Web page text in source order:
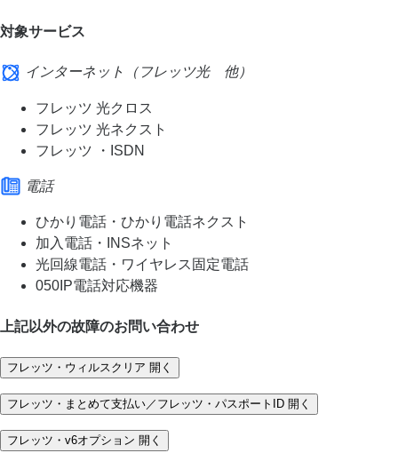
対象サービス
インターネット（フレッツ光 他）
フレッツ 光クロス
フレッツ 光ネクスト
フレッツ ・ISDN
電話
ひかり電話・ひかり電話ネクスト
加入電話・INSネット
光回線電話・ワイヤレス固定電話
050IP電話対応機器
上記以外の故障のお問い合わせ
フレッツ・ウィルスクリア 開く
フレッツ・まとめて支払い／フレッツ・パスポートID 開く
フレッツ・v6オプション 開く